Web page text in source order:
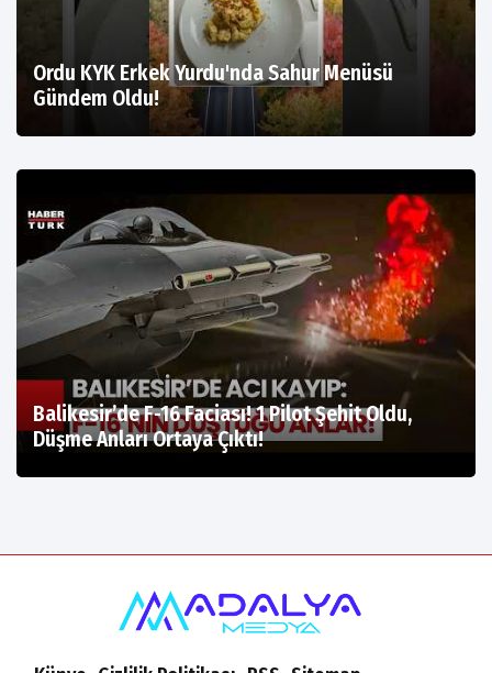
Ordu KYK Erkek Yurdu'nda Sahur Menüsü
Gündem Oldu!
Balikesir’de F-16 Faciası! 1 Pilot Şehit Oldu,
Düşme Anları Ortaya Çıktı!